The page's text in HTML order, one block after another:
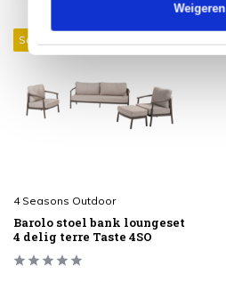
Weigeren
Sale 25%
4 Seasons Outdoor
Barolo stoel bank loungeset
4 delig terre Taste 4SO